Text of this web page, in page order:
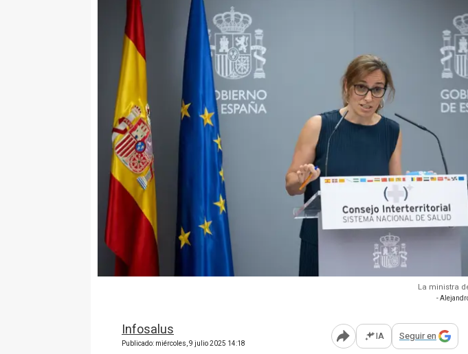
La ministra
-
Infosalus
Publicado: miércoles, 9 julio 2025 14:18 Abrir opciones para
IA Seguir en